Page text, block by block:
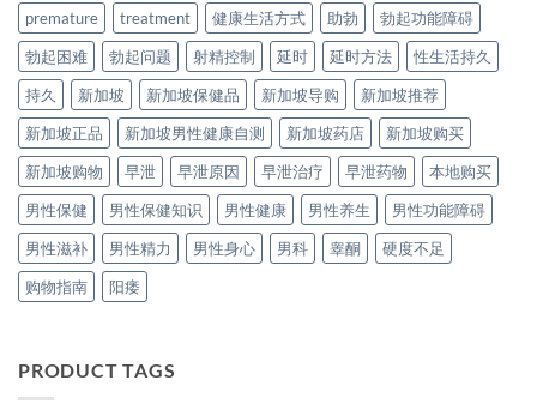
premature
treatment 健康生活方式 助勃
勃起功能障碍
勃起困难
勃起问题 射精控制 延时 延时方法
性生活持久
持久
新加坡 新加坡保健品 新加坡导购
新加坡推荐
新加坡正品
新加坡男性健康自测 新加坡药店
新加坡购买
新加坡购物
早泄 早泄原因 早泄治疗 早泄药物
本地购买
男性保健
男性保健知识 男性健康 男性养生
男性功能障碍
男性滋补
男性精力 男性身心 男科 睾酮
硬度不足
购物指南
阳痿
PRODUCT TAGS